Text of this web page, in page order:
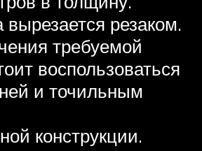
вырезается резаком.
требуемой
воспользоваться
и точильным
конструкции.